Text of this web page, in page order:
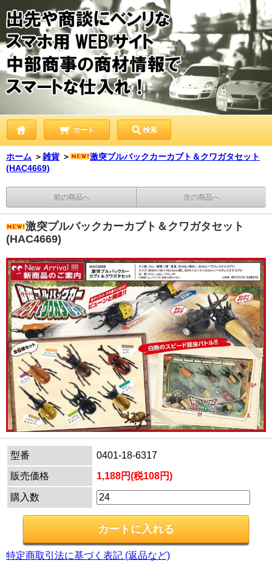
カート 検索
ホーム ＞雑貨 ＞
激突プルバックカーカブト＆クワガタセット
(HAC4669)
前の商品へ 次の商品へ
激突プルバックカーカブト＆クワガタセット
(HAC4669)
型番
0401-18-6317
販売価格
1,188円(税108円)
購入数
特定商取引法に基づく表記 (返品など)